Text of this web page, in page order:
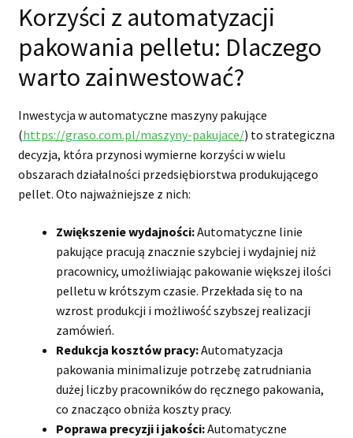
Korzyści z automatyzacji
pakowania pelletu: Dlaczego
warto zainwestować?
Inwestycja w automatyczne maszyny pakujące
(https://graso.com.pl/maszyny-pakujace/) to strategiczna
decyzja, która przynosi wymierne korzyści w wielu
obszarach działalności przedsiębiorstwa produkującego
pellet. Oto najważniejsze z nich:
Zwiększenie wydajności:Automatyczne linie
pakujące pracują znacznie szybciej i wydajniej niż
pracownicy, umożliwiając pakowanie większej ilości
pelletu w krótszym czasie. Przekłada się to na
wzrost produkcji i możliwość szybszej realizacji
zamówień.
Redukcja kosztów pracy:Automatyzacja
pakowania minimalizuje potrzebę zatrudniania
dużej liczby pracowników do ręcznego pakowania,
co znacząco obniża koszty pracy.
Poprawa precyzji i jakości:Automatyczne